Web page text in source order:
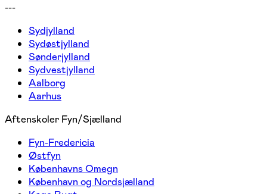
---
Sydjylland
Sydøstjylland
Sønderjylland
Sydvestjylland
Aalborg
Aarhus
Aftenskoler Fyn/Sjælland
Fyn-Fredericia
Østfyn
Københavns Omegn
København og Nordsjælland